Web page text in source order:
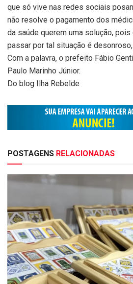
que só vive nas redes sociais
não resolve o pagamento dos
da saúde querem uma solução, pois
passar por tal situação é
Com a palavra, o prefeito Fábio
Paulo Marinho Júnior.
Do blog Ilha Rebelde
POSTAGENS RELACIONADAS